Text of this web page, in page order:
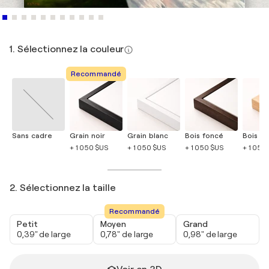
1. Sélectionnez la couleur
Sans cadre
Recommandé
Grain noir
+ 1 050 $US
Grain blanc
+ 1 050 $US
Bois foncé
+ 1 050 $US
Bois
+ 1 050
2. Sélectionnez la taille
Petit
0,39" de large
Recommandé
Moyen
0,78" de large
Grand
0,98" de large